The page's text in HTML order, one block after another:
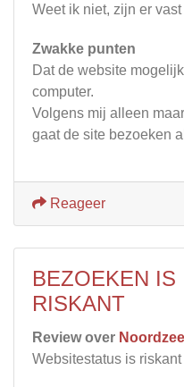
Weet ik niet, zijn er
Zwakke punten
Dat de website
computer.
Volgens mij alleen
gaat de site bezoeken
Reageer
BEZOEKEN IS
RISKANT
Review over
Websitestatus is riskant